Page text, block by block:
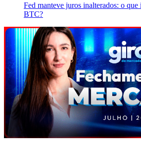
Fed manteve juros inalterados: o
BTC?